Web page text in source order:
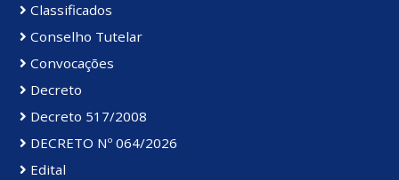
Classificados
Conselho Tutelar
Convocações
Decreto
Decreto 517/2008
DECRETO Nº 064/2026
Edital